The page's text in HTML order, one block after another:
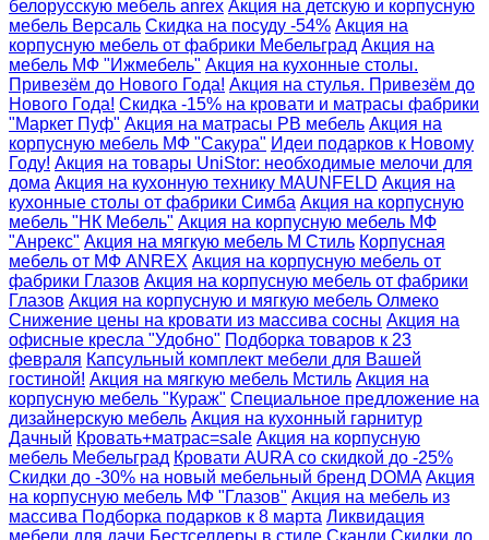
белорусскую мебель anrex Акция на детскую и корпусную
мебель Версаль Скидка на посуду -54% Акция на
корпусную мебель от фабрики Мебельград Акция на
мебель МФ "Ижмебель" Акция на кухонные столы.
Привезём до Нового Года! Акция на стулья. Привезём до
Нового Года! Скидка -15% на кровати и матрасы фабрики
"Маркет Пуф" Акция на матрасы РВ мебель Акция на
корпусную мебель МФ "Сакура" Идеи подарков к Новому
Году! Акция на товары UniStor: необходимые мелочи для
дома Акция на кухонную технику MAUNFELD Акция на
кухонные столы от фабрики Симба Акция на корпусную
мебель "НК Мебель" Акция на корпусную мебель МФ
"Анрекс" Акция на мягкую мебель М Стиль Корпусная
мебель от МФ ANREX Акция на корпусную мебель от
фабрики Глазов Акция на корпусную мебель от фабрики
Глазов Акция на корпусную и мягкую мебель Олмеко
Снижение цены на кровати из массива сосны Акция на
офисные кресла "Удобно" Подборка товаров к 23
февраля Капсульный комплект мебели для Вашей
гостиной! Акция на мягкую мебель Мстиль Акция на
корпусную мебель "Кураж" Специальное предложение на
дизайнерскую мебель Акция на кухонный гарнитур
Дачный Кровать+матрас=sale Акция на корпусную
мебель Мебельград Кровати AURA со скидкой до -25%
Скидки до -30% на новый мебельный бренд DOMA Акция
на корпусную мебель МФ "Глазов" Акция на мебель из
массива Подборка подарков к 8 марта Ликвидация
мебели для дачи Бестселлеры в стиле Сканди Скидки до